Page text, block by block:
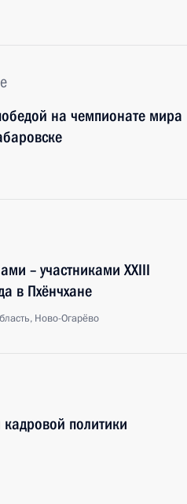
на чемпионате мира
– участниками XXIII
в Пхёнчхане
Ново-Огарёво
политики